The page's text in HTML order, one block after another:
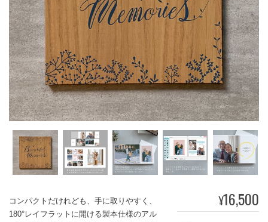
コンパクトだけれども、手に取りやすく、
180°レイフラットに開ける製本仕様のアル
¥16,500